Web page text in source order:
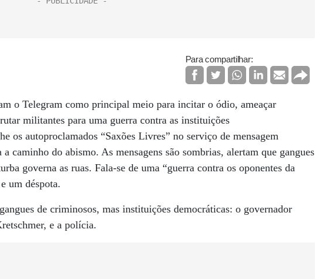
Para compartilhar:
o Telegram como principal meio para incitar o ódio, ameaçar
militantes para uma guerra contra as instituições
os autoproclamados “Saxões Livres” no serviço de mensagem
caminho do abismo. As mensagens são sombrias, alertam que gangues
governa as ruas. Fala-se de uma “guerra contra os oponentes da
um déspota.
de criminosos, mas instituições democráticas: o governador
e a polícia.